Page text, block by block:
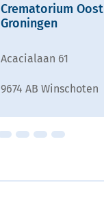
Crematorium Oost
Groningen
Acacialaan 61
9674 AB Winschoten